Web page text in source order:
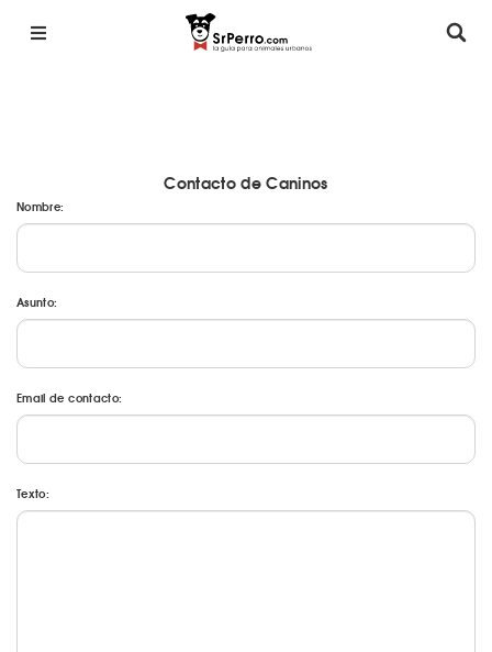
Contacto de Caninos
Nombre:
Asunto:
Email de contacto:
Texto: